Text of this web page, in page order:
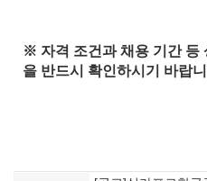
※ 자격 조건과 채용 기간 등
을 반드시 확인하시기 바랍